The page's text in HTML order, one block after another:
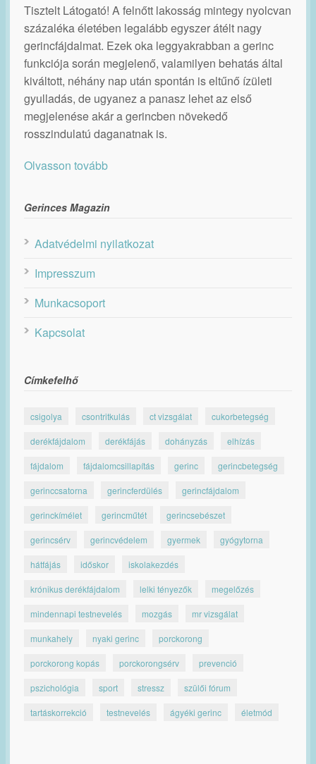
Tisztelt Látogató! A felnőtt lakosság mintegy nyolcvan
százaléka életében legalább egyszer átélt nagy
gerincfájdalmat. Ezek oka leggyakrabban a gerinc
funkciója során megjelenő, valamilyen behatás által
kiváltott, néhány nap után spontán is eltűnő ízületi
gyulladás, de ugyanez a panasz lehet az első
megjelenése akár a gerincben növekedő
rosszindulatú daganatnak is.
Olvasson tovább
Gerinces Magazin
Adatvédelmi nyilatkozat
Impresszum
Munkacsoport
Kapcsolat
Címkefelhő
csigolya csontritkulás ct vizsgálat cukorbetegség
derékfájdalom derékfájás dohányzás elhízás
fájdalom fájdalomcsillapítás gerinc gerincbetegség
gerinccsatorna gerincferdülés gerincfájdalom
gerinckímélet gerincműtét gerincsebészet
gerincsérv gerincvédelem gyermek gyógytorna
hátfájás időskor iskolakezdés
krónikus derékfájdalom lelki tényezők megelőzés
mindennapi testnevelés mozgás mr vizsgálat
munkahely nyaki gerinc porckorong
porckorong kopás porckorongsérv prevenció
pszichológia sport stressz szülői fórum
tartáskorrekció testnevelés ágyéki gerinc életmód